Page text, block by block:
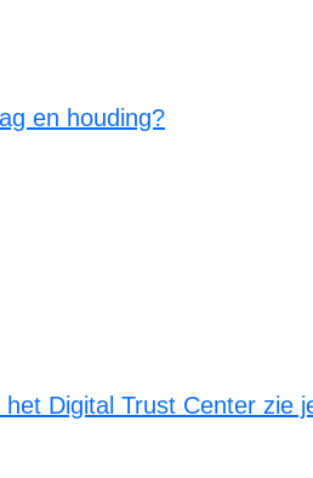
en houding?
Digital Trust Center zie